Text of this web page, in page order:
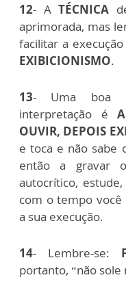
12- ATÉCNICA
aprimorada, mas
facilitar a
EXIBICIONISMO.
13- Uma boa
interpretação é
OUVIR, DEPOIS
e toca e não sabe
então a gravar
autocrítico,
com o tempo
a sua execução.
14- Lembre-se:
portanto, “não sole